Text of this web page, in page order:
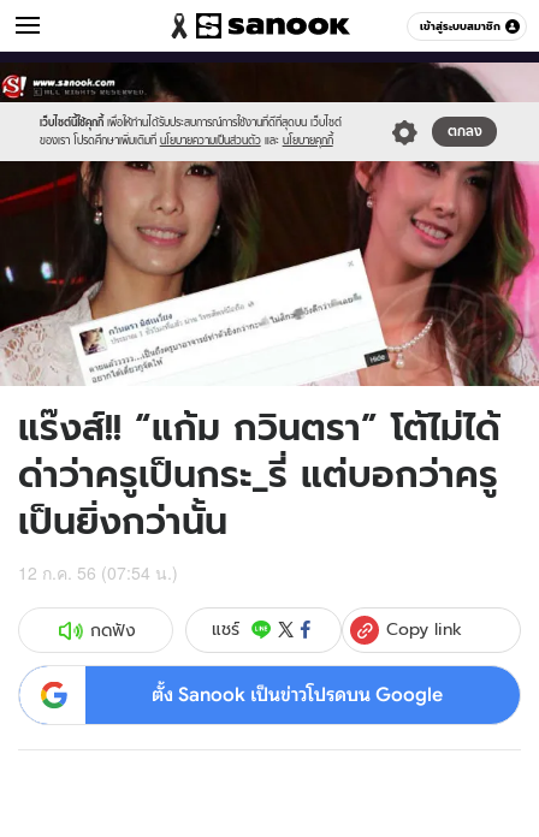
เข้าสู่ระบบสมาชิก
ข่าวบันเทิง หมวดอื่นๆ
เว็บไซต์นี้ใช้คุกกี้ เพื่อให้ท่านได้รับประสบการณ์การใช้งานที่ดีที่สุดบน เว็บไซต์
ของเรา โปรดศึกษาเพิ่มเติมที่ นโยบายความเป็นส่วนตัว และ นโยบายคุกกี้
ตกลง
Sanook
//s.isanook.com/sr/0/images/logo-
new-
sanook.png
600
60
//s.isanook.com/ns/0/ud/239/1196757/untitled-
1_copy.jpg
แร๊งส์!! “แก้ม กวินตรา” โต้ไม่ได้
ด่าว่าครูเป็นกระ_รี่ แต่บอกว่าครู
เป็นยิ่งกว่านั้น
12 ก.ค. 56 (07:54 น.)
กดฟัง แชร์ Copy link
ตั้ง Sanook เป็นข่าวโปรดบน Google